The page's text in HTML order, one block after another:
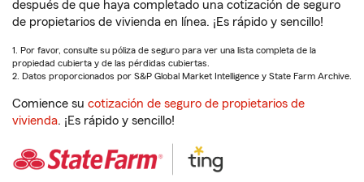
después de que haya completado una cotización de seguro
de propietarios de vivienda en línea. ¡Es rápido y sencillo!
1. Por favor, consulte su póliza de seguro para ver una lista completa de la
propiedad cubierta y de las pérdidas cubiertas.
2. Datos proporcionados por S&P Global Market Intelligence y State Farm Archive.
Comience su cotización de seguro de propietarios de
vivienda. ¡Es rápido y sencillo!